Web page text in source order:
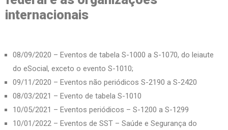
internacionais
08/09/2020 – Eventos de tabela S-1000 a S-1070, do leiaute
do eSocial, exceto o evento S-1010;
09/11/2020 – Eventos não periódicos S-2190 a S-2420
08/03/2021 – Evento de tabela S-1010
10/05/2021 – Eventos periódicos – S-1200 a S-1299
10/01/2022 – Eventos de SST – Saúde e Segurança do